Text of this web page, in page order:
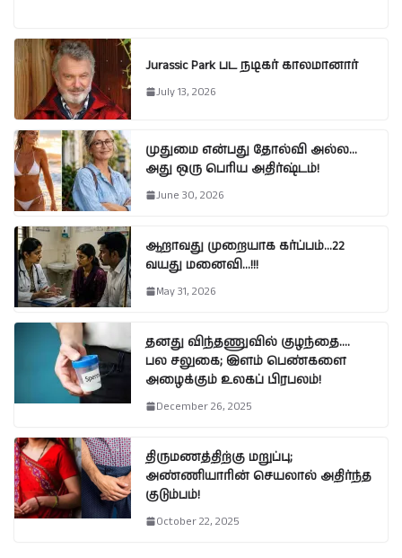
Jurassic Park பட நடிகர் காலமானார்
July 13, 2026
முதுமை என்பது தோல்வி அல்ல…
அது ஒரு பெரிய அதிர்ஷ்டம்!
June 30, 2026
ஆறாவது முறையாக கர்ப்பம்…22
வயது மனைவி…!!!
May 31, 2026
தனது விந்தணுவில் குழந்தை….
பல சலுகை; இளம் பெண்களை
அழைக்கும் உலகப் பிரபலம்!
December 26, 2025
திருமணத்திற்கு மறுப்பு;
அண்ணியாரின் செயலால் அதிர்ந்த
குடும்பம்!
October 22, 2025